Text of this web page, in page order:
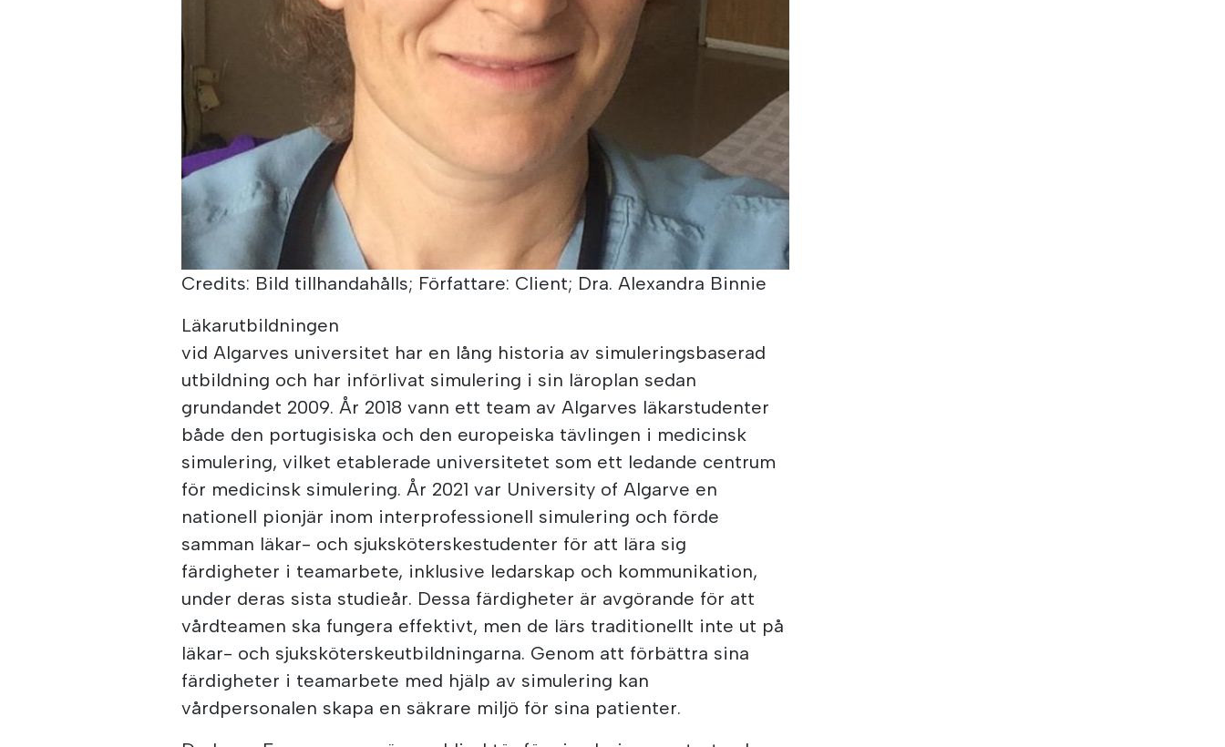
Credits: Bild tillhandahålls; Författare: Client; Dra. Alexandra Binnie
Läkarutbildningen
vid Algarves universitet har en lång historia av simuleringsbaserad
utbildning och har införlivat simulering i sin läroplan sedan
grundandet 2009. År 2018 vann ett team av Algarves läkarstudenter
både den portugisiska och den europeiska tävlingen i medicinsk
simulering, vilket etablerade universitetet som ett ledande centrum
för medicinsk simulering. År 2021 var University of Algarve en
nationell pionjär inom interprofessionell simulering och förde
samman läkar- och sjuksköterskestudenter för att lära sig
färdigheter i teamarbete, inklusive ledarskap och kommunikation,
under deras sista studieår. Dessa färdigheter är avgörande för att
vårdteamen ska fungera effektivt, men de lärs traditionellt inte ut på
läkar- och sjuksköterskeutbildningarna. Genom att förbättra sina
färdigheter i teamarbete med hjälp av simulering kan
vårdpersonalen skapa en säkrare miljö för sina patienter.